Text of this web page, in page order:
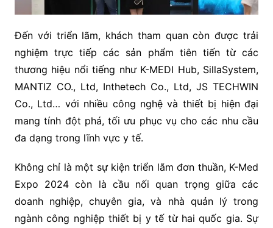
Đến với triển lãm, khách tham quan còn được trải
nghiệm trực tiếp các sản phẩm tiên tiến từ các
thương hiệu nổi tiếng như K-MEDI Hub, SillaSystem,
MANTIZ CO., Ltd, Inthetech Co., Ltd, JS TECHWIN
Co., Ltd… với nhiều công nghệ và thiết bị hiện đại
mang tính đột phá, tối ưu phục vụ cho các nhu cầu
đa dạng trong lĩnh vực y tế.
Không chỉ là một sự kiện triển lãm đơn thuần, K-Med
Expo 2024 còn là cầu nối quan trọng giữa các
doanh nghiệp, chuyên gia, và nhà quản lý trong
ngành công nghiệp thiết bị y tế từ hai quốc gia. Sự